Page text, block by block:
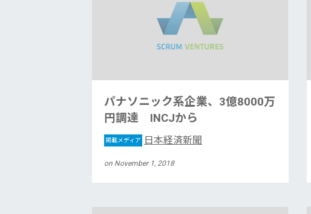
パナソニック系企業、3億8000万
円調達 INCJから
掲載メディア 日本経済新聞
on November 1, 2018